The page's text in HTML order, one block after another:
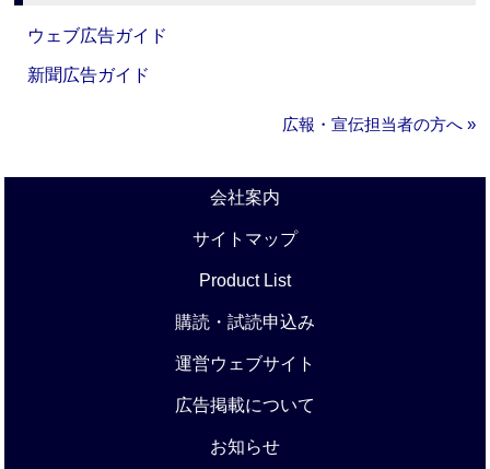
ウェブ広告ガイド
新聞広告ガイド
広報・宣伝担当者の方へ »
会社案内
サイトマップ
Product List
購読・試読申込み
運営ウェブサイト
広告掲載について
お知らせ